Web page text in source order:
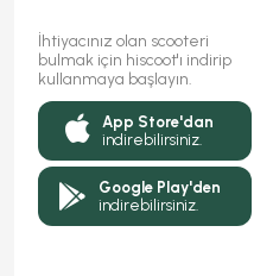
İhtiyacınız olan scooteri
bulmak için hiscoot'ı indirip
kullanmaya başlayın.
App Store'dan
indirebilirsiniz.
Google Play'den
indirebilirsiniz.